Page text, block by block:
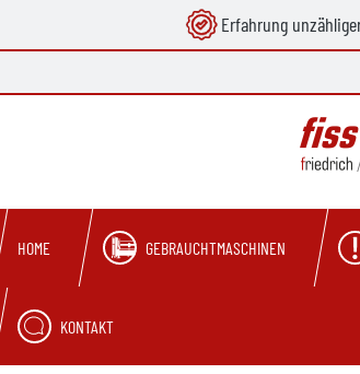
Zur Hauptnavigation springen
Erfahrung
HOME GEBRAUCHTMASCHINEN
KONTAKT